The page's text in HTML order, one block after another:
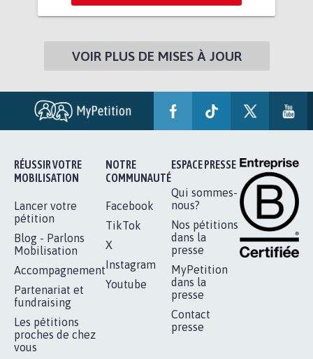
VOIR PLUS DE MISES À JOUR
RÉUSSIR VOTRE
MOBILISATION
Lancer votre
pétition
Blog - Parlons
Mobilisation
Accompagnement
Partenariat et
fundraising
Les pétitions
proches de chez
vous
NOTRE
COMMUNAUTÉ
Facebook
TikTok
X
Instagram
Youtube
ESPACE PRESSE
Qui sommes-
nous?
Nos pétitions
dans la
presse
MyPetition
dans la
presse
Contact
presse